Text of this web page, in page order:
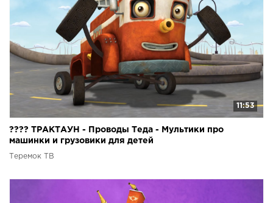
11:53
???? ТРАКТАУН - Проводы Теда - Мультики про
машинки и грузовики для детей
Теремок ТВ